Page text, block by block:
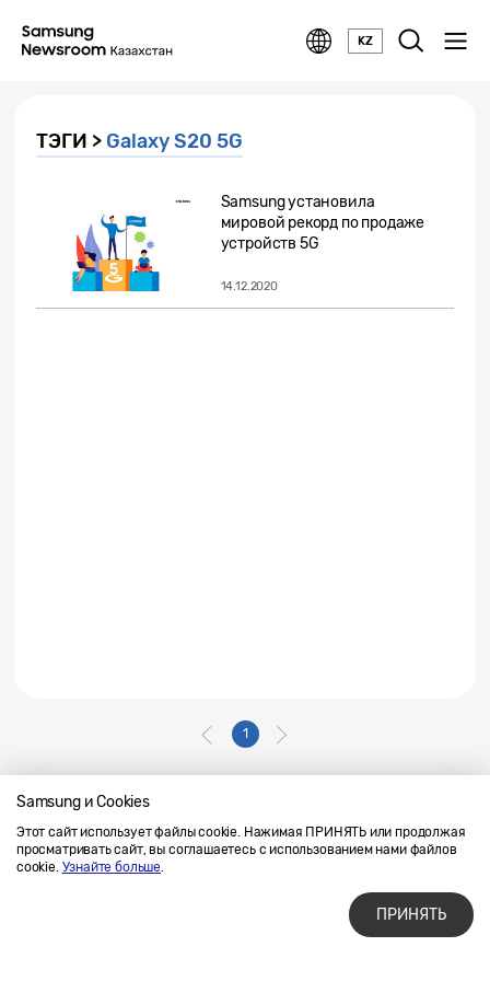
KZ
Samsung и Cookies
Этот сайт использует файлы cookie. Нажимая ПРИНЯТЬ или продолжая
просматривать сайт, вы соглашаетесь с использованием нами файлов
cookie. Узнайте больше.
ПРИНЯТЬ
ТЭГИ > Galaxy S20 5G
Samsung установила
мировой рекорд по продаже
устройств 5G
14.12.2020
1
Напишите нам
SAMSUNG.COM
Условия использования материалов